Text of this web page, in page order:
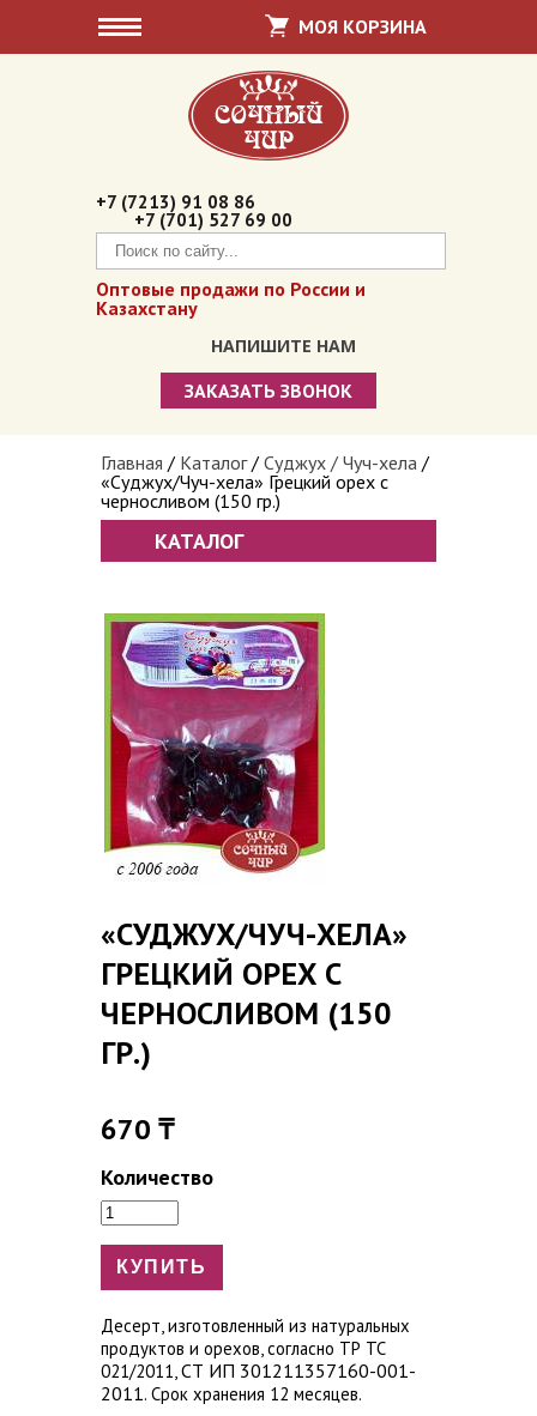
+7 (7213) 91 08 86
+7 (701) 527 69 00
Оптовые продажи по России и
Казахстану
НАПИШИТЕ НАМ
ЗАКАЗАТЬ ЗВОНОК
МОЯ КОРЗИНА
Вы здесь
Главная / Каталог / Суджух / Чуч-хела /
«Cуджух/Чуч-хела» Грецкий орех с
черносливом (150 гр.)
КАТАЛОГ
Сочный чир
Суджух / Чуч-хела
«CУДЖУХ/ЧУЧ-ХЕЛА»
ГРЕЦКИЙ ОРЕХ С
ЧЕРНОСЛИВОМ (150
ГР.)
670 ₸
Количество
Десерт, изготовленный из натуральных
продуктов и орехов, согласно ТР ТС
021/2011,СТ ИП 301211357160-001-
2011. Срок хранения 12 месяцев.